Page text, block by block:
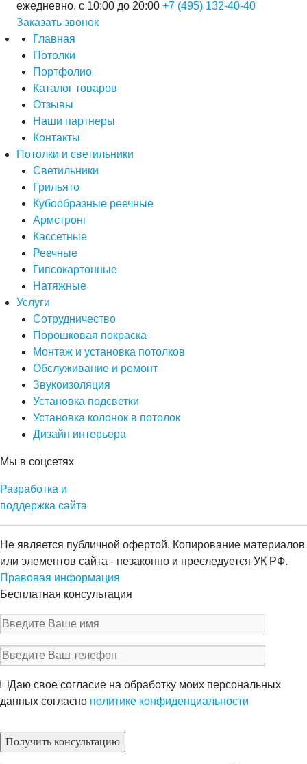
ежедневно, с 10:00 до 20:00 +7 (495) 132-40-40
Заказать звонок
Главная
Потолки
Портфолио
Каталог товаров
Отзывы
Наши партнеры
Контакты
Потолки и светильники
Светильники
Грильято
Кубообразные реечные
Армстронг
Кассетные
Реечные
Гипсокартонные
Натяжные
Услуги
Сотрудничество
Порошковая покраска
Монтаж и установка потолков
Обслуживание и ремонт
Звукоизоляция
Установка подсветки
Установка колонок в потолок
Дизайн интерьера
Мы в соцсетях
Разработка и
поддержка сайта
Не является публичной офертой. Копирование материалов
или элементов сайта - незаконно и преследуется УК РФ.
Правовая информация
Бесплатная консультация
Даю свое согласие на обработку моих персональных
данных согласно политике конфиденциальности